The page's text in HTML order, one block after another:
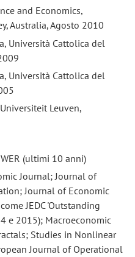
and Economics,
Australia, Agosto 2010
Università Cattolica del
Università Cattolica del
Leuven,
(ultimi 10 anni)
Journal; Journal of
Journal of Economic
JEDC 'Outstanding
e 2015); Macroeconomic
Studies in Nonlinear
Journal of Operational